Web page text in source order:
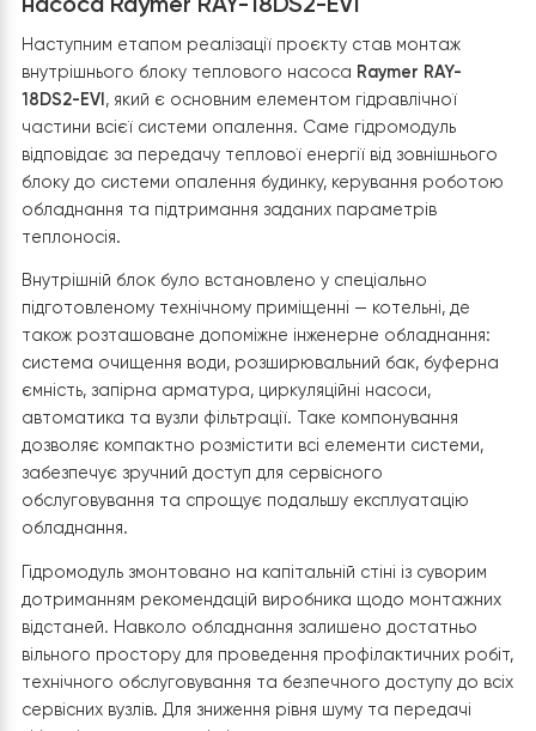
защищенным от ультрафиолета, что снижает
потери и продлевает срок службы системы. Все
электрические соединения выполнены в
защитных рукавах, что повышает безопасность и
надежность эксплуатации даже в сложных погодных
условиях. В результате наружный блок теплового
Raymer RAY-18DS2-EVI установлен технически
аккуратно и с учетом всех нюансов работы сплит-
систем. Это обеспечивает высокую
энергоэффективность, бесшумную работу и
в любое время года.
4. Монтаж внутрішнього блоку